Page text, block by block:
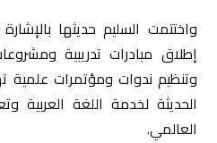
واختتمت السليم حديثها
إطلاق مبادرات تدريبية
وتنظيم ندوات ومؤتمرات علمية
الحديثة لخدمة اللغة العربية
العالمي.